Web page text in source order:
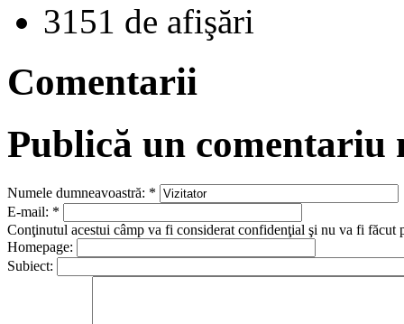
3151 de afişări
Comentarii
Publică un comentariu
Numele dumneavoastră: *
E-mail: *
Conţinutul acestui câmp va fi considerat confidenţial şi nu va fi făcut
Homepage:
Subiect: